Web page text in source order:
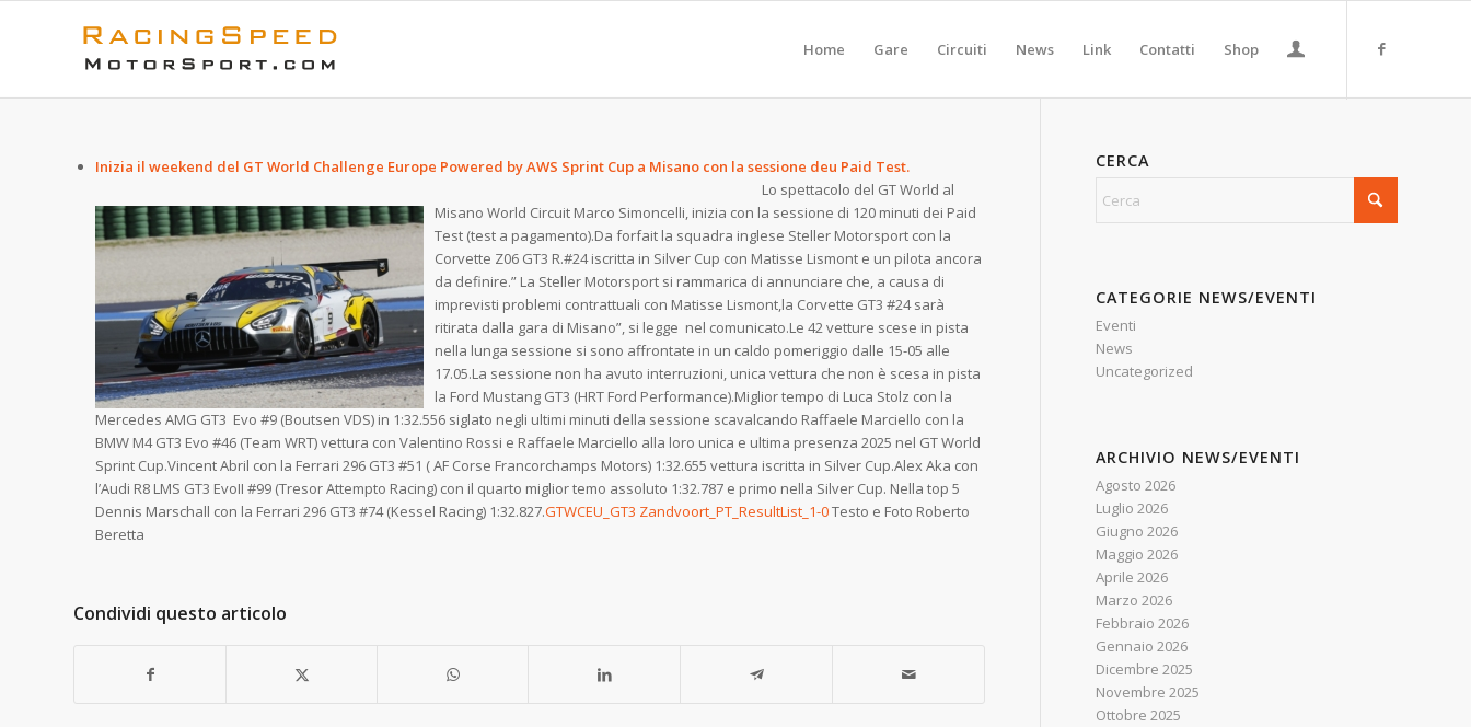
Home Gare Circuiti News Link Contatti Shop
Inizia il weekend del GT World Challenge Europe Powered by AWS Sprint Cup a Misano con la sessione deu Paid Test.
Lo spettacolo del GT World al
Misano World Circuit Marco Simoncelli, inizia con la sessione di 120 minuti dei Paid
Test (test a pagamento).Da forfait la squadra inglese Steller Motorsport con la
Corvette Z06 GT3 R.#24 iscritta in Silver Cup con Matisse Lismont e un pilota ancora
da definire.” La Steller Motorsport si rammarica di annunciare che, a causa di
imprevisti problemi contrattuali con Matisse Lismont,la Corvette GT3 #24 sarà
ritirata dalla gara di Misano”, si legge nel comunicato.Le 42 vetture scese in pista
nella lunga sessione si sono affrontate in un caldo pomeriggio dalle 15-05 alle
17.05.La sessione non ha avuto interruzioni, unica vettura che non è scesa in pista
la Ford Mustang GT3 (HRT Ford Performance).Miglior tempo di Luca Stolz con la
Mercedes AMG GT3 Evo #9 (Boutsen VDS) in 1:32.556 siglato negli ultimi minuti della sessione scavalcando Raffaele Marciello con la
BMW M4 GT3 Evo #46 (Team WRT) vettura con Valentino Rossi e Raffaele Marciello alla loro unica e ultima presenza 2025 nel GT World
Sprint Cup.Vincent Abril con la Ferrari 296 GT3 #51 ( AF Corse Francorchamps Motors) 1:32.655 vettura iscritta in Silver Cup.Alex Aka con
l’Audi R8 LMS GT3 EvoII #99 (Tresor Attempto Racing) con il quarto miglior temo assoluto 1:32.787 e primo nella Silver Cup. Nella top 5
Dennis Marschall con la Ferrari 296 GT3 #74 (Kessel Racing) 1:32.827.GTWCEU_GT3 Zandvoort_PT_ResultList_1-0Testo e Foto Roberto
Beretta
Condividi questo articolo
CERCA
CATEGORIE NEWS/EVENTI
Eventi
News
Uncategorized
ARCHIVIO NEWS/EVENTI
Agosto 2026
Luglio 2026
Giugno 2026
Maggio 2026
Aprile 2026
Marzo 2026
Febbraio 2026
Gennaio 2026
Dicembre 2025
Novembre 2025
Ottobre 2025